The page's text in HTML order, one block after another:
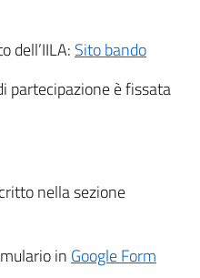
dell’IILA: Sito bando
partecipazione è fissata
nella sezione
in Google Form